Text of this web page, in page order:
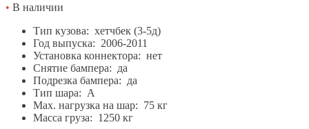
• В наличии
Тип кузова: хетчбек (3-5д)
Год выпуска: 2006-2011
Установка коннектора: нет
Снятие бампера: да
Подрезка бампера: да
Тип шара: A
Мах. нагрузка на шар: 75 кг
Масса груза: 1250 кг